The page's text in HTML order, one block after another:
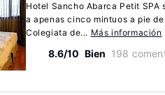
Hotel Sancho Abarca Petit
a apenas cinco mintuos a pie
Colegiata de... Más información
8.6/10 Bien 198